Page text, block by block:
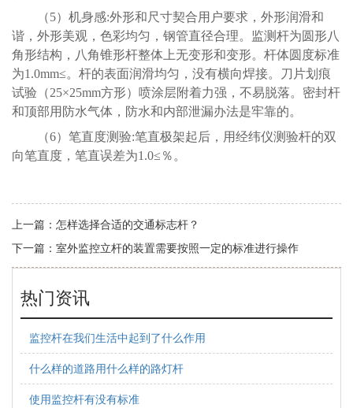
（5）机身感:外形和尺寸契合用户要求，外形润滑和
谐，外形美观，色彩均匀，钢管直径合理。监测杆为圆形八
角形结构，八角锥形杆整体上无变形和变形。杆体圆度标准
为1.0mm≤。杆的表面润滑均匀，没有横向焊接。刀片划痕
试验（25×25mm方形）喷涂层附着力强，不易脱落。密封杆
和顶部用防水气体，防水和内部泄漏办法是牢靠的。
（6）笔直度测验:笔直极架起后，用经纬仪测验杆的双
向笔直度，笔直误差为1.0≤％。
上一篇： 怎样选择合适的交通标志杆？
下一篇： 室外监控立杆的装置需要按照一定的标准进行操作
热门资讯
监控杆在我们生活中起到了什么作用
什么样的道路用什么样的路灯杆
使用监控杆有没有标准